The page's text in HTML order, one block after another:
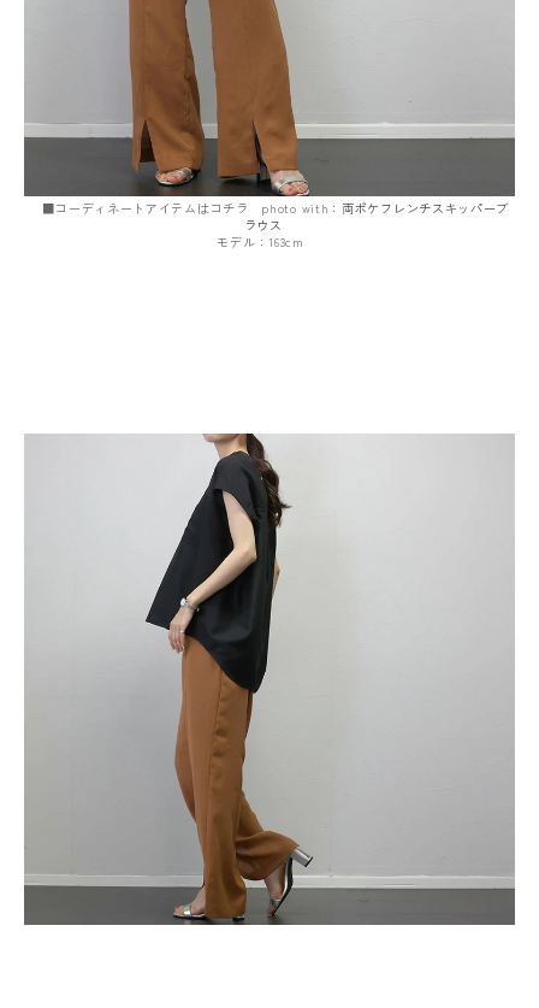
■コーディネートアイテムはコチラ photo with： 両ポケフレンチスキッパーブ
ラウス
モデル：163cm